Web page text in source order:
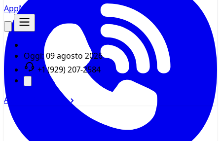
AppMsr
Oggi: 09 agosto 2026
+1 (929) 207-2584
Accedi Registrati